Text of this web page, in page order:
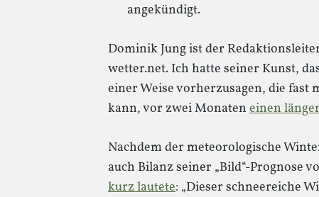
angekündigt.
Dominik Jung ist der
wetter.net. Ich hatte seiner Kunst,
einer Weise vorherzusagen, die
kann, vor zwei Monaten einen
Nachdem der meteorologische
auch Bilanz seiner „Bild“-Prognose
kurz lautete: „Dieser schneereiche